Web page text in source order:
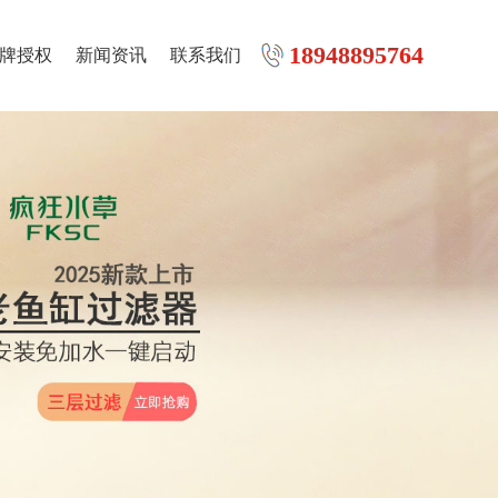
授权 新闻资讯 联系我们 18948895764